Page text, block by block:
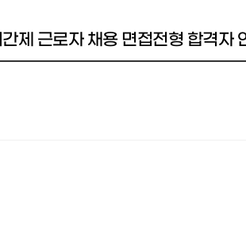
근로자 채용 면접전형 합격자